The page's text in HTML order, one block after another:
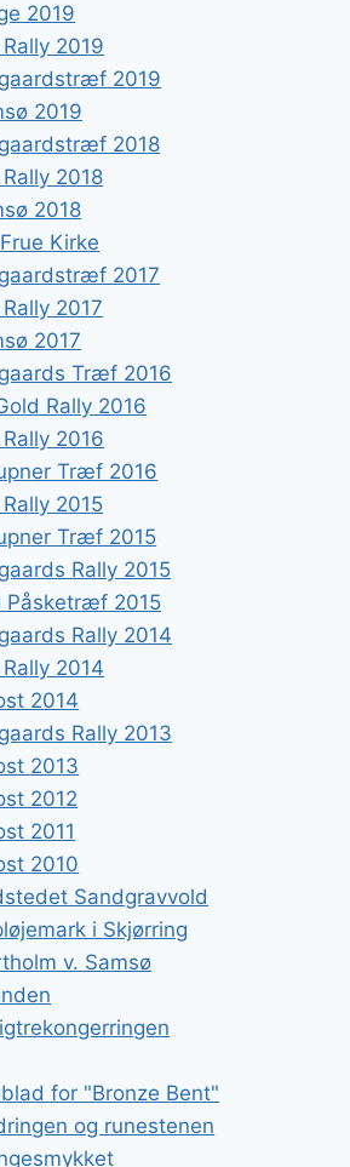
2019
2019
2019
2019
2018
2018
2018
Kirke
2017
2017
2017
Træf 2016
Rally 2016
2016
Træf 2016
2015
Træf 2015
Rally 2015
2015
Rally 2014
2014
2014
Rally 2013
2013
2012
2011
2010
Sandgravvold
i Skjørring
v. Samsø
for "Bronze Bent"
og runestenen